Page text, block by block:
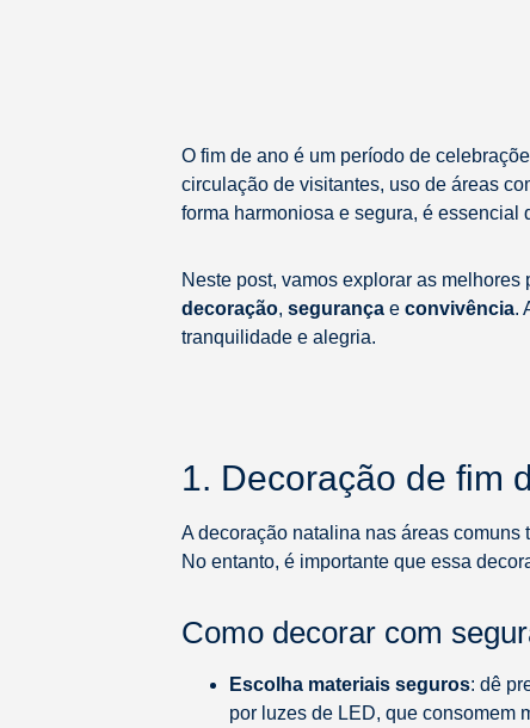
O fim de ano é um período de
circulação de visitantes, uso de áreas
forma harmoniosa e segura, é
Neste post, vamos explorar as
decoração, segurança e convivência.
tranquilidade e alegria.
1. Decoração de fim
A decoração natalina nas áreas
No entanto, é importante que essa
Como decorar com
Escolha materiais seguros: dê
por luzes de LED, que consomem